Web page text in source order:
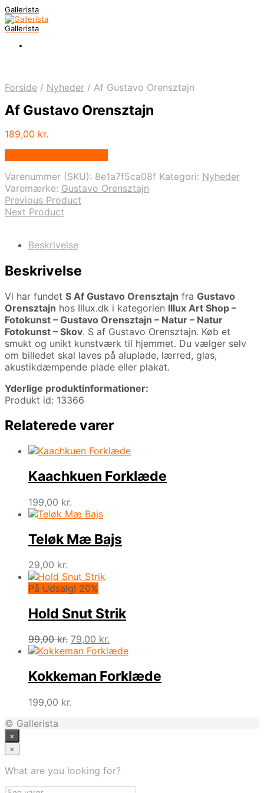
Gallerista
Gallerista
Forside / Nyheder / Af Gustavo Orensztajn
Af Gustavo Orensztajn
189,00 kr.
Varenummer (SKU): 8e1a7f5ca08f Kategori: Nyheder
Varemærke: Gustavo Orensztajn
Previous Product
Next Product
Beskrivelse
Beskrivelse
Vi har fundet S Af Gustavo Orensztajn fra Gustavo
Orensztajn hos Illux.dk i kategorien Illux Art Shop –
Fotokunst – Gustavo Orensztajn – Natur – Natur
Fotokunst – Skov. S af Gustavo Orensztajn. Køb et
smukt og unikt kunstværk til hjemmet. Du vælger selv
om billedet skal laves på aluplade, lærred, glas,
akustikdæmpende plade eller plakat.
Yderlige produktinformationer:
Produkt id: 13366
Relaterede varer
Kaachkuen Forklæde
199,00 kr.
Teløk Mæ Bajs
29,00 kr.
På Udsalg! 20%
Hold Snut Strik
99,00kr. Den
oprindelige
var:
99,00 kr..
79,00 kr.
aktuelle
er:
79,00 kr..
Kokkeman Forklæde
199,00 kr.
© Gallerista
×
×
What are you looking for?